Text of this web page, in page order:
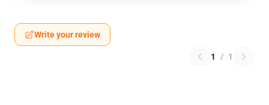
Write your review
1 / 1